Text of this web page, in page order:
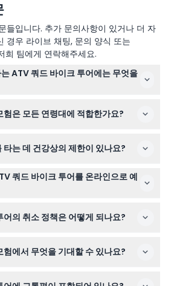
들입니다. 추가 문의사항이 있거나 더 자
경우 라이브 채팅, 문의 양식 또는
팀에게 연락해주세요.
ATV 쿼드 바이크 투어에는 무엇을
몸에 잘 맞고 건조한 소재의 옷을 착용
은 모든 연령대에 적합한가요?
, 노인 또는 이 연령 범위 밖의 사람에게
는 데 건강상의 제한이 있나요?
질, 심장병, 천식, 심각한 의학적 상태
는 장애가 있는 분께는 권장되지 않습
쿼드 바이크 투어를 온라인으로 예
온라인으로 예약할 수 있습니다.
의 취소 정책은 어떻게 되나요?
을 신중히 선택하세요.
에서 무엇을 기대할 수 있나요?